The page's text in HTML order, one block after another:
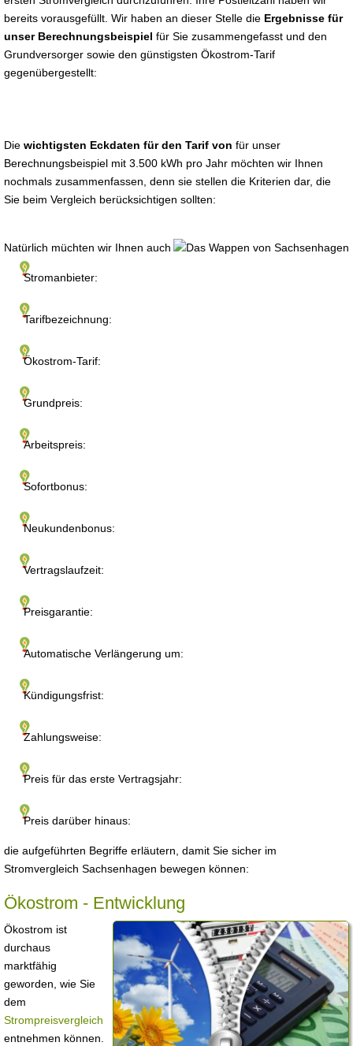
bereits vorausgefüllt. Wir haben an dieser Stelle die Ergebnisse für
unser Berechnungsbeispiel für Sie zusammengefasst und den
Grundversorger sowie den günstigsten Ökostrom-Tarif
gegenübergestellt:
Die wichtigsten Eckdaten für den Tarif von für unser
Berechnungsbeispiel mit 3.500 kWh pro Jahr möchten wir Ihnen
nochmals zusammenfassen, denn sie stellen die Kriterien dar, die
Sie beim Vergleich berücksichtigen sollten:
Stromanbieter:
Tarifbezeichnung:
Ökostrom-Tarif:
Grundpreis:
Arbeitspreis:
Sofortbonus:
Neukundenbonus:
Vertragslaufzeit:
Preisgarantie:
Automatische Verlängerung um:
Kündigungsfrist:
Zahlungsweise:
Preis für das erste Vertragsjahr:
Preis darüber hinaus:
Natürlich müchten wir Ihnen auch
die aufgeführten Begriffe erläutern, damit Sie sicher im
Stromvergleich Sachsenhagen bewegen können:
Ökostrom - Entwicklung
Ökostrom ist
durchaus
marktfähig
geworden, wie Sie
dem
Strompreisvergleich
entnehmen können.